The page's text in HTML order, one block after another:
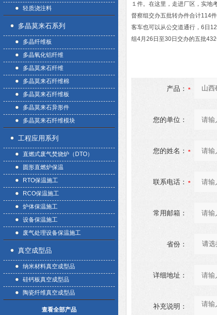
轻质浇注料
多晶莫来石系列
多晶纤维板
多晶氧化铝纤维
多晶莫来石纤维
多晶莫来石纤维棉
多晶莫来石纤维板
多晶莫来石异形件
多晶莫来石纤维模块
工程应用系列
直燃式废气焚烧炉（DTO）
圆形直燃炉保温
RTO保温施工
RCO保温施工
炉体保温施工
设备保温施工
废气处理设备保温施工
真空成型品
纳米材料真空成型品
硅钙板真空成型品
陶瓷纤维真空成型品
查看全部产品
１件。在这里，走进厂区，实地
督察组交办五批转办件合计114
客车也可以从公交道通行，6日
组4月26日至30日交办的五批
产品：
您的单位：
您的姓名：
联系电话：
常用邮箱：
省份：
详细地址：
补充说明：